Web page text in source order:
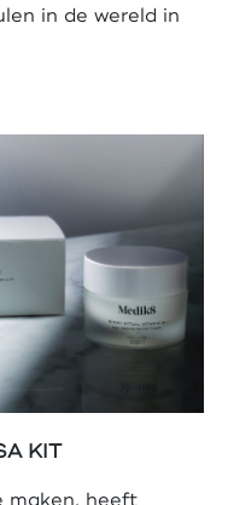
in de wereld in
KIT